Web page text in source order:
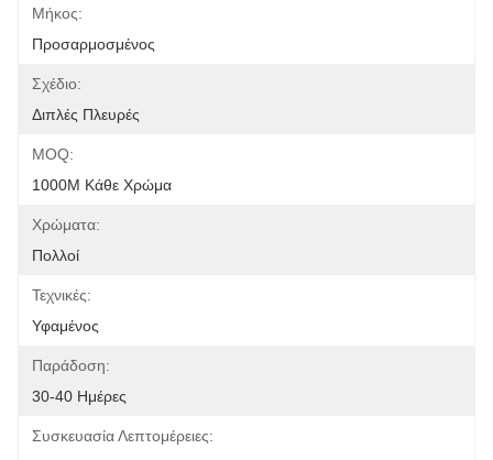
Μήκος:
Προσαρμοσμένος
Σχέδιο:
Διπλές Πλευρές
MOQ:
1000M Κάθε Χρώμα
Χρώματα:
Πολλοί
Τεχνικές:
Υφαμένος
Παράδοση:
30-40 Ημέρες
Συσκευασία Λεπτομέρειες: